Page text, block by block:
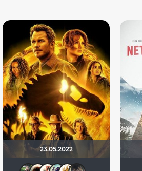
23.05.2022
ОлегHaotik